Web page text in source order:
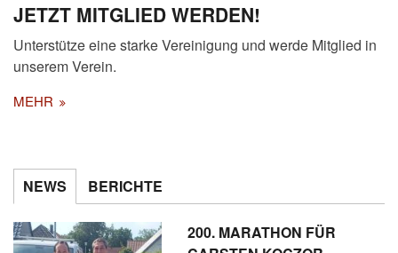
JETZT MITGLIED WERDEN!
Unterstütze eine starke Vereinigung und werde Mitglied in
unserem Verein.
MEHR
NEWS BERICHTE
200. MARATHON FÜR